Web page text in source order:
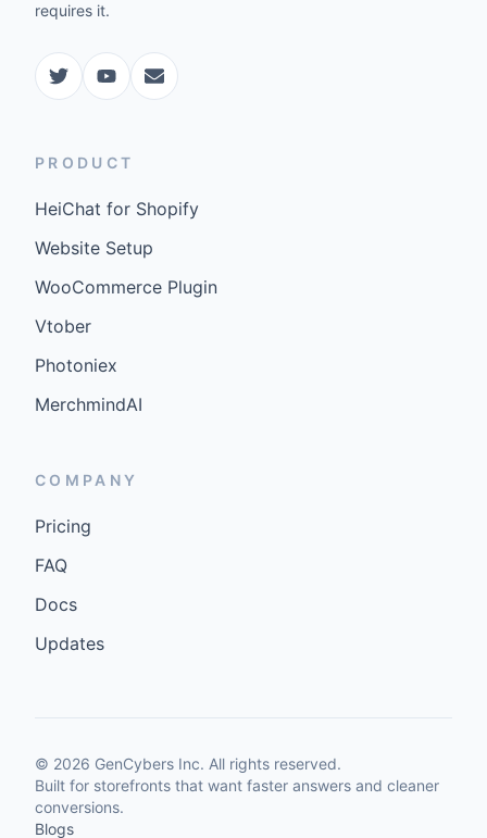
requires it.
PRODUCT
HeiChat for Shopify
Website Setup
WooCommerce Plugin
Vtober
Photoniex
MerchmindAI
COMPANY
Pricing
FAQ
Docs
Updates
© 2026 GenCybers Inc. All rights reserved.
Built for storefronts that want faster answers and cleaner
conversions.
Blogs